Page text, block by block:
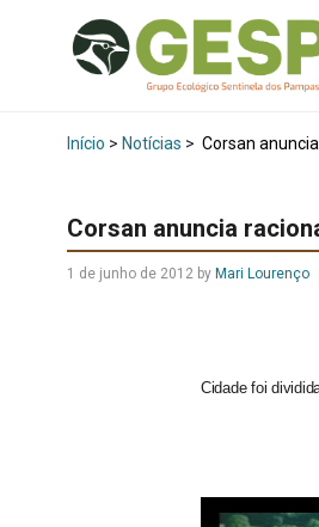
Início > Notícias > Corsan
Corsan anuncia
1 de junho de 2012 by Mari Lourenço
Cidade foi